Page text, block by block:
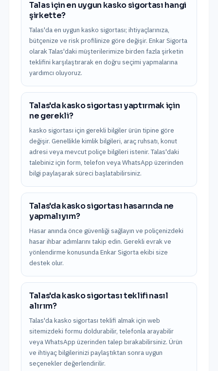
Talas için en uygun kasko sigortası hangi
şirkette?
Talas'da en uygun kasko sigortası; ihtiyaçlarınıza,
bütçenize ve risk profilinize göre değişir. Enkar Sigorta
olarak Talas'daki müşterilerimize birden fazla şirketin
teklifini karşılaştırarak en doğru seçimi yapmalarına
yardımcı oluyoruz.
Talas'da kasko sigortası yaptırmak için
ne gerekli?
kasko sigortası için gerekli bilgiler ürün tipine göre
değişir. Genellikle kimlik bilgileri, araç ruhsatı, konut
adresi veya mevcut poliçe bilgileri istenir. Talas'daki
talebiniz için form, telefon veya WhatsApp üzerinden
bilgi paylaşarak süreci başlatabilirsiniz.
Talas'da kasko sigortası hasarında ne
yapmalıyım?
Hasar anında önce güvenliği sağlayın ve poliçenizdeki
hasar ihbar adımlarını takip edin. Gerekli evrak ve
yönlendirme konusunda Enkar Sigorta ekibi size
destek olur.
Talas'da kasko sigortası teklifi nasıl
alırım?
Talas'da kasko sigortası teklifi almak için web
sitemizdeki formu doldurabilir, telefonla arayabilir
veya WhatsApp üzerinden talep bırakabilirsiniz. Ürün
ve ihtiyaç bilgilerinizi paylaştıktan sonra uygun
seçenekler değerlendirilir.